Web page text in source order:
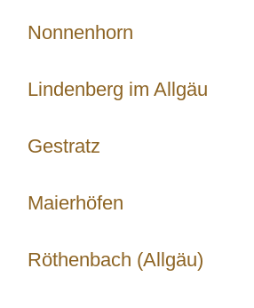
Nonnenhorn
Lindenberg im Allgäu
Gestratz
Maierhöfen
Röthenbach (Allgäu)